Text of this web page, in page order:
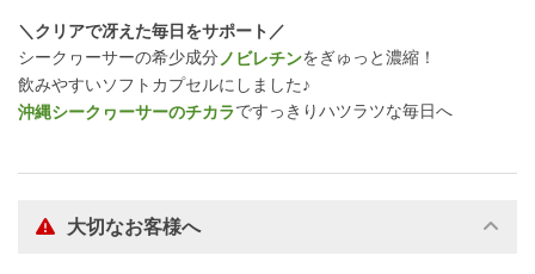
＼クリアで冴えた毎日をサポート／
シークヮーサーの希少成分ノビレチンをぎゅっと濃縮！
飲みやすいソフトカプセルにしました♪
沖縄シークヮーサーのチカラですっきりハツラツな毎日へ
大切なお客様へ